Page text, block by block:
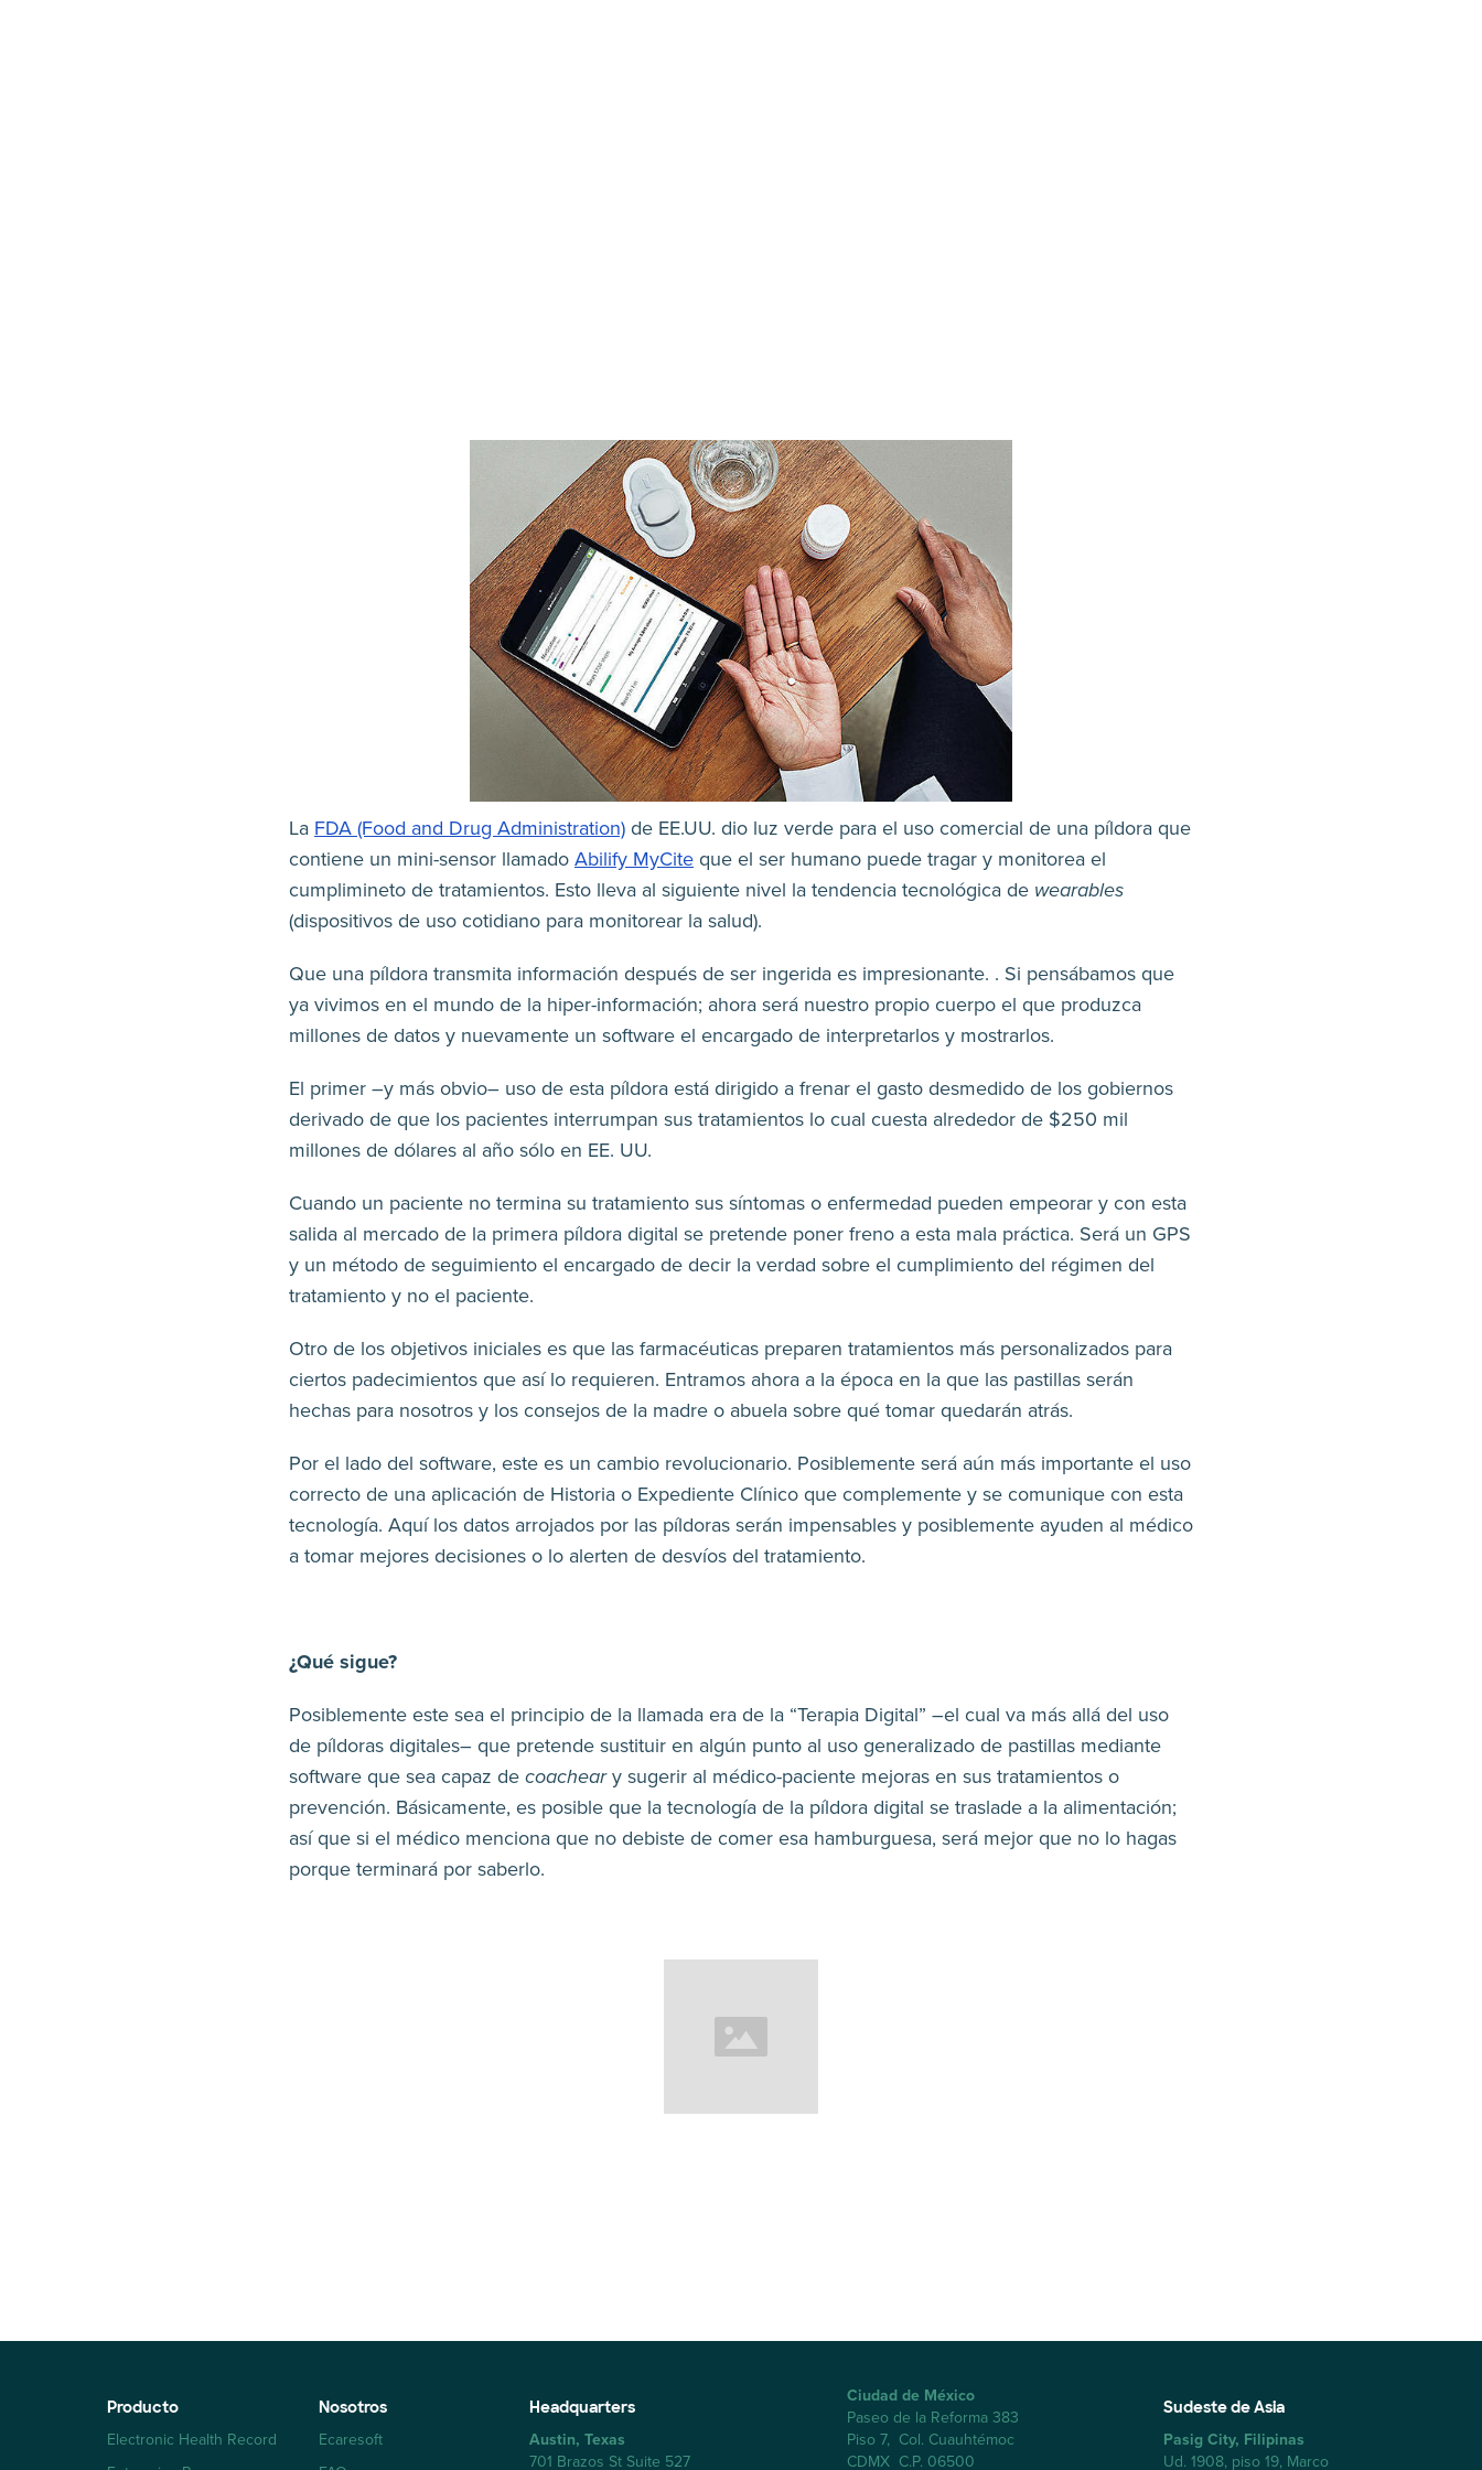
La FDA (Food and Drug Administration)de EE.UU. dio luz verde para el uso comercial de una píldora que
contiene un mini-sensor llamadoAbilify MyCiteque el ser humano puede tragar y monitorea el
cumplimineto de tratamientos. Esto lleva al siguiente nivel la tendencia tecnológica de wearables
(dispositivos de uso cotidiano para monitorear la salud).
Que una píldora transmita información después de ser ingerida es impresionante. . Si pensábamos que
ya vivimos en el mundo de la hiper-información; ahora será nuestro propio cuerpo el que produzca
millones de datos y nuevamente un software el encargado de interpretarlos y mostrarlos.
El primer –y más obvio– uso de esta píldora está dirigido a frenar el gasto desmedido de los gobiernos
derivado de que los pacientes interrumpan sus tratamientos lo cual cuesta alrededor de $250 mil
millones de dólares al año sólo en EE. UU.
Cuando un paciente no termina su tratamiento sus síntomas o enfermedad pueden empeorar y con esta
salida al mercado de la primera píldora digital se pretende poner freno a esta mala práctica. Será un GPS
y un método de seguimiento el encargado de decir la verdad sobre el cumplimiento del régimen del
tratamiento y no el paciente.
Otro de los objetivos iniciales es que las farmacéuticas preparen tratamientos más personalizados para
ciertos padecimientos que así lo requieren. Entramos ahora a la época en la que las pastillas serán
hechas para nosotros y los consejos de la madre o abuela sobre qué tomar quedarán atrás.
Por el lado del software, este es un cambio revolucionario. Posiblemente será aún más importante el uso
correcto de una aplicación de Historia o Expediente Clínico que complemente y se comunique con esta
tecnología. Aquí los datos arrojados por las píldoras serán impensables y posiblemente ayuden al médico
a tomar mejores decisiones o lo alerten de desvíos del tratamiento.
¿Qué sigue?
Posiblemente este sea el principio de la llamada era de la “Terapia Digital” –el cual va más allá del uso
de píldoras digitales– que pretende sustituir en algún punto al uso generalizado de pastillas mediante
software que sea capaz decoacheary sugerir al médico-paciente mejoras en sus tratamientos o
prevención. Básicamente, es posible que la tecnología de la píldora digital se traslade a la alimentación;
así que si el médico menciona que no debiste de comer esa hamburguesa, será mejor que no lo hagas
porque terminará por saberlo.
Producto
Electronic Health Record
Nosotros
Ecaresoft
Headquarters
Austin, Texas
701 Brazos St Suite 527
Ciudad de México
Paseo de la Reforma 383
Piso 7, Col. Cuauhtémoc
CDMX C.P. 06500
Sudeste de Asia
Pasig City, Filipinas
Ud. 1908, piso 19, Marco